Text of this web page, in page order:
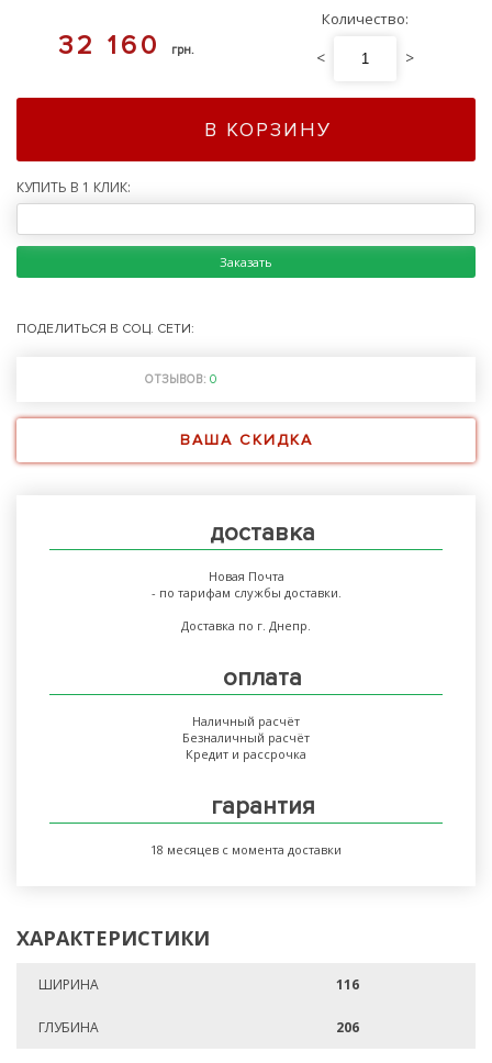
32 160 грн.
Количество:
< >
В КОРЗИНУ
КУПИТЬ В 1 КЛИК:
Заказать
ПОДЕЛИТЬСЯ В СОЦ. СЕТИ:
ОТЗЫВОВ: 0
ВАША СКИДКА
доставка
Новая Почта
- по тарифам службы доставки.
Доставка по г. Днепр.
оплата
Наличный расчёт
Безналичный расчёт
Кредит и рассрочка
гарантия
18 месяцев с момента доставки
ХАРАКТЕРИСТИКИ
ШИРИНА 116
ГЛУБИНА 206